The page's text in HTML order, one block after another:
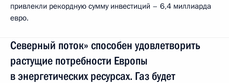
привлекли рекордную сумму инвестиций – 6,4 миллиарда
евро.
Северный поток» способен удовлетворить
растущие потребности Европы
в энергетических ресурсах. Газ будет